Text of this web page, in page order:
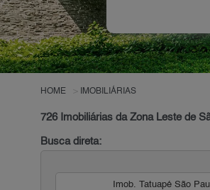
HOME IMOBILIÁRIAS
726 Imobiliárias da Zona Leste de
Busca direta:
Imob. Tatuapé São